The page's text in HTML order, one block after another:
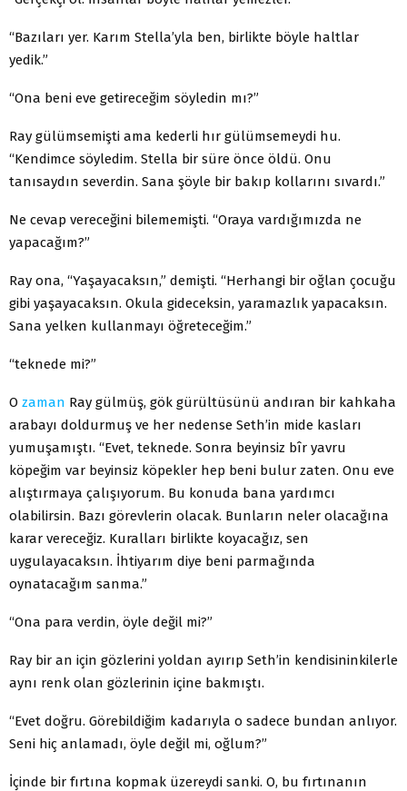
“Bazıları yer. Karım Stella’yla ben, birlikte böyle haltlar
yedik.”
“Ona beni eve getireceğim söyledin mı?”
Ray gülümsemişti ama kederli hır gülümsemeydi hu.
“Kendimce söyledim. Stella bir süre önce öldü. Onu
tanısaydın severdin. Sana şöyle bir bakıp kollarını sıvardı.”
Ne cevap vereceğini bilememişti. “Oraya vardığımızda ne
yapacağım?”
Ray ona, “Yaşayacaksın,” demişti. “Herhangi bir oğlan çocuğu
gibi yaşayacaksın. Okula gideceksin, yaramazlık yapacaksın.
Sana yelken kullanmayı öğreteceğim.”
“teknede mi?”
O zaman Ray gülmüş, gök gürültüsünü andıran bir kahkaha
arabayı doldurmuş ve her nedense Seth’in mide kasları
yumuşamıştı. “Evet, teknede. Sonra beyinsiz bîr yavru
köpeğim var beyinsiz köpekler hep beni bulur zaten. Onu eve
alıştırmaya çalışıyorum. Bu konuda bana yardımcı
olabilirsin. Bazı görevlerin olacak. Bunların neler olacağına
karar vereceğiz. Kuralları birlikte koyacağız, sen
uygulayacaksın. İhtiyarım diye beni parmağında
oynatacağım sanma.”
“Ona para verdin, öyle değil mi?”
Ray bir an için gözlerini yoldan ayırıp Seth’in kendisininkilerle
aynı renk olan gözlerinin içine bakmıştı.
“Evet doğru. Görebildiğim kadarıyla o sadece bundan anlıyor.
Seni hiç anlamadı, öyle değil mi, oğlum?”
İçinde bir fırtına kopmak üzereydi sanki. O, bu fırtınanın